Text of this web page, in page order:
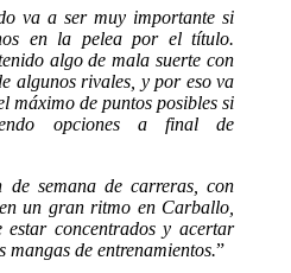
va a ser muy importante si
en la pelea por el título.
algo de mala suerte con
algunos rivales, y por eso va
máximo de puntos posibles si
opciones a final de
semana de carreras, con
un gran ritmo en Carballo,
concentrados y acertar
mangas de entrenamientos.”